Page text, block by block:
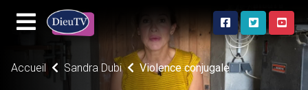
Accueil Sandra Dubi Violence conjugale